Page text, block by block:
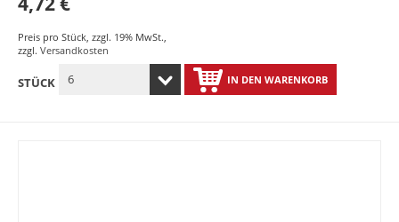
Preis pro Stück zzgl. 19% MwSt.
zzgl. Versandkosten
STÜCK IN DEN WARENKORB